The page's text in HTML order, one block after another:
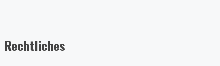
Rechtliches